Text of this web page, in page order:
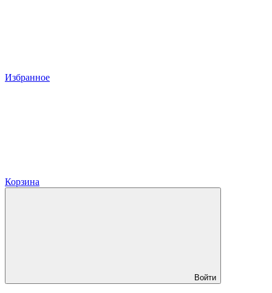
Избранное
Корзина
Войти